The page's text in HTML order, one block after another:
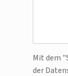
Bitte
Mit dem
der